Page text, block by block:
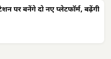
पर बनेंगे दो नए प्लेटफॉर्म, बढ़ेंगी